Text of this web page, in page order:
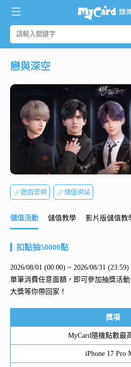
戀與深空
遊戲官網 儲值網站
儲值活動 儲值教學 影片版儲值教
扣點抽50000點
2026/08/01 (00:00) ~ 2026/08/31
單筆消費任意面額，即可參加抽獎活
大獎等你帶回家！
獎項
MyCard隨機點數最
iPhone 17 Pro